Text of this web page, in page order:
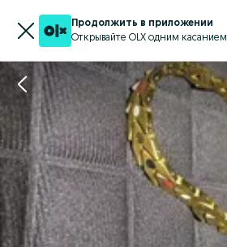
Продолжить в приложении
Открывайте OLX одним касанием